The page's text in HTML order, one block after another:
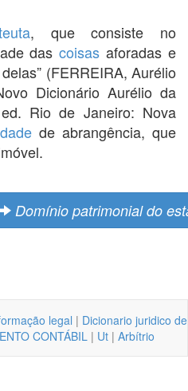
, que consiste no
dascoisas aforadas e
(FERREIRA, Aurélio
Dicionário Aurélio da
Rio de Janeiro: Nova
de abrangência, que
Domínio patrimonial do
legal | Dicionario juridico de
CONTÁBIL | Ut | Arbítrio